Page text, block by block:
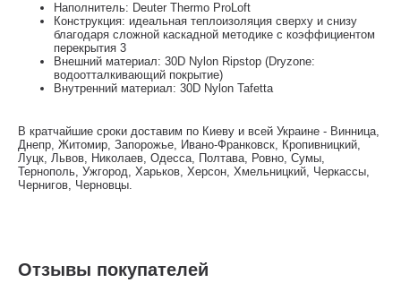
Наполнитель: Deuter Thermo ProLoft
Конструкция: идеальная теплоизоляция сверху и снизу
благодаря сложной каскадной методике с коэффициентом
перекрытия 3
Внешний материал: 30D Nylon Ripstop (Dryzone:
водоотталкивающий покрытие)
Внутренний материал: 30D Nylon Tafetta
В кратчайшие сроки доставим по Киеву и всей Украине - Винница,
Днепр, Житомир, Запорожье, Ивано-Франковск, Кропивницкий,
Луцк, Львов, Николаев, Одесса, Полтава, Ровно, Сумы,
Тернополь, Ужгород, Харьков, Херсон, Хмельницкий, Черкассы,
Чернигов, Черновцы.
Отзывы покупателей